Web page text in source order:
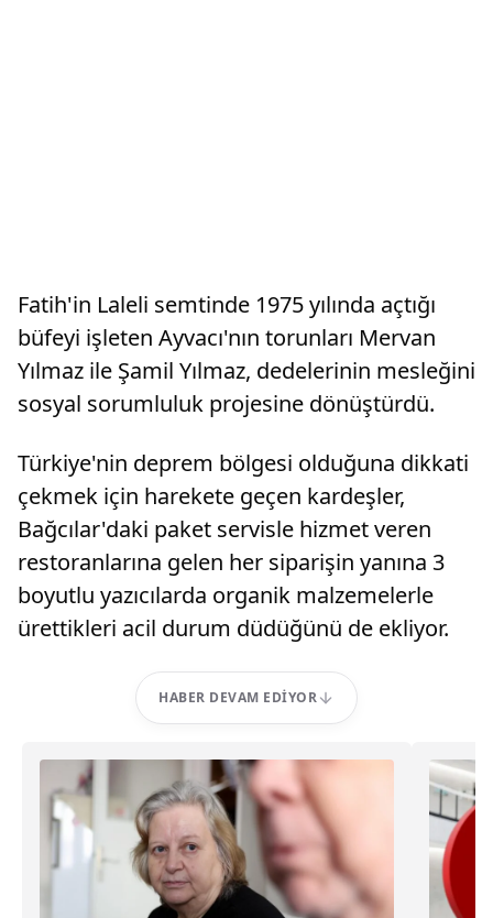
Fatih'in Laleli semtinde 1975 yılında açtığı
büfeyi işleten Ayvacı'nın torunları Mervan
Yılmaz ile Şamil Yılmaz, dedelerinin mesleğini
sosyal sorumluluk projesine dönüştürdü.
Türkiye'nin deprem bölgesi olduğuna dikkati
çekmek için harekete geçen kardeşler,
Bağcılar'daki paket servisle hizmet veren
restoranlarına gelen her siparişin yanına 3
boyutlu yazıcılarda organik malzemelerle
ürettikleri acil durum düdüğünü de ekliyor.
HABER DEVAM EDIYOR